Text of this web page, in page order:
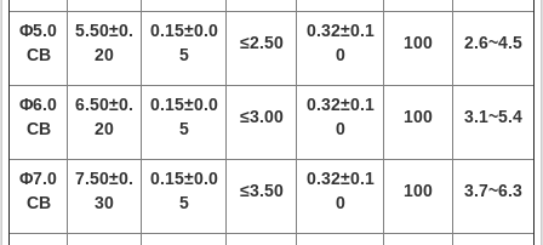
Φ5.0
CB
5.50±0.
20
0.15±0.0
5
≤2.50
0.32±0.1
0
100 2.6~4.5
Φ6.0
CB
6.50±0.
20
0.15±0.0
5
≤3.00
0.32±0.1
0
100 3.1~5.4
Φ7.0
CB
7.50±0.
30
0.15±0.0
5
≤3.50
0.32±0.1
0
100 3.7~6.3